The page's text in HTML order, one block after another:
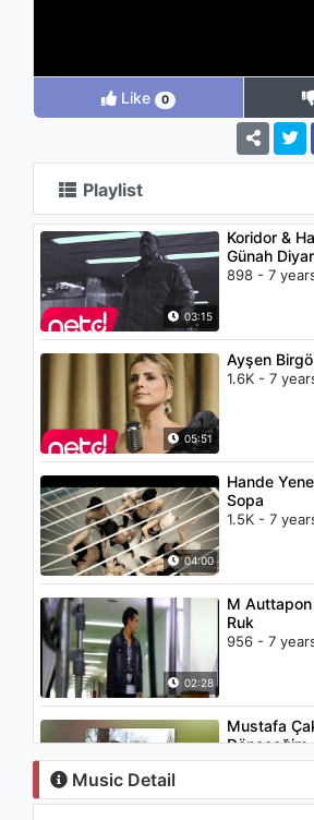
Like 0
Playlist
03:15
Koridor &
Günah
898 - 7
05:51
Ayşen
1.6K - 7
04:00
Hande
Sopa
1.5K - 7
02:28
M Auttapon
Ruk
956 - 7
05:00
Mustafa
Döneceğim
1.7K - 7
Music Detail